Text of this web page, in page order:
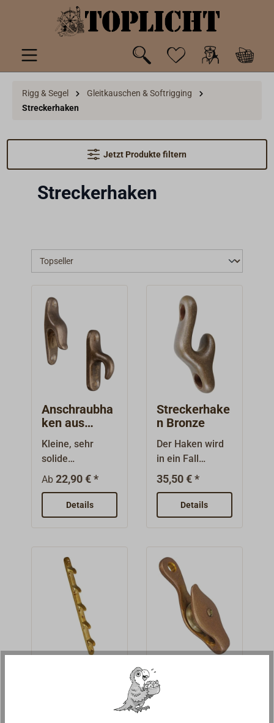
springen
Rigg & Segel
Gleitkauschen & Softrigging
Streckerhaken
Jetzt Produkte filtern
Streckerhaken
Anschraubha
ken aus
Bronze
Kleine, sehr
solide
Anschraubhaken
aus Bronze
feinmatt
getrommelt.
Ab22,90 € *
Details
Streckerhake
n Bronze
Der Haken wird
in ein Fall
eingespleißt, so
kann mit dem
Ende der Leine
eine 2:1-
werden.So
können auf
kleinen Booten
Fallen (bis
Durchmesser 10
mm) problemlos
gestreckt
Bronze feinmatt
getrommelt
35,50 € *
Details
k Bronze